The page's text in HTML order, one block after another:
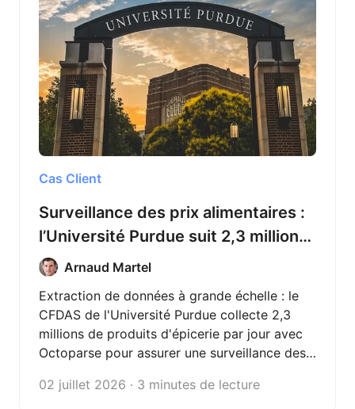
Cas Client
Surveillance des prix alimentaires :
l’Université Purdue suit 2,3 millions
de produits d’épicerie par jour avec
Arnaud Martel
Extraction de données à grande échelle : le
CFDAS de l'Université Purdue collecte 2,3
millions de produits d'épicerie par jour avec
Octoparse pour assurer une surveillance des
02 juillet 2026 · 3 minutes de lecture